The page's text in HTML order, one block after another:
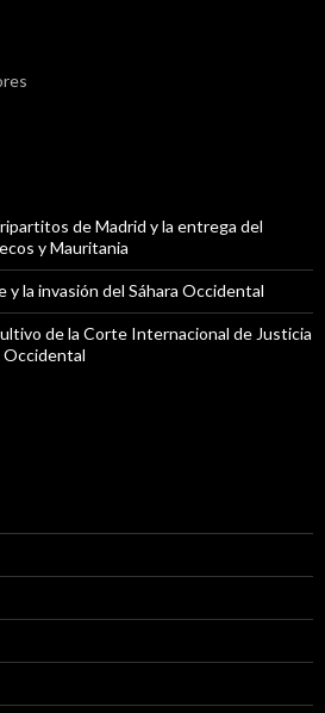
de Madrid y la entrega del
y Mauritania
y la invasión del Sáhara Occidental
de la Corte Internacional de Justicia
Occidental